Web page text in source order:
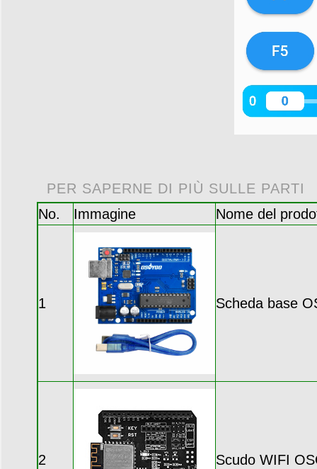
PER SAPERNE DI PIÙ SULLE PARTI
No.
Immagine Nome del
1 Scheda base
2 Scudo WIFI